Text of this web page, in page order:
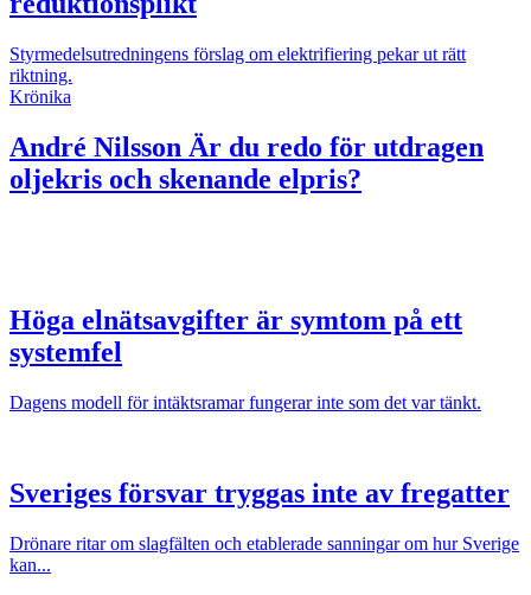
Styrmedelsutredningens förslag om elektrifiering pekar ut rätt
riktning.
Krönika
André Nilsson Är du redo för utdragen
oljekris och skenande elpris?
Höga elnätsavgifter är symtom på ett
systemfel
Dagens modell för intäktsramar fungerar inte som det var tänkt.
Sveriges försvar tryggas inte av fregatter
Drönare ritar om slagfälten och etablerade sanningar om hur Sverige
kan...